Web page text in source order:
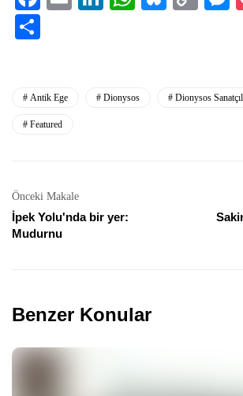
Antik Ege Dionysos Dionysos
Featured
Önceki Makale
İpek Yolu'nda bir yer:
Mudurnu
Benzer Konular